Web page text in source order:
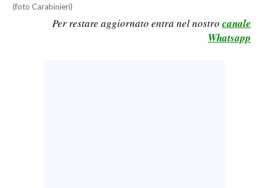
TENNIS
(foto Carabinieri)
Per restare aggiornato entra nel nostro canale
Whatsapp